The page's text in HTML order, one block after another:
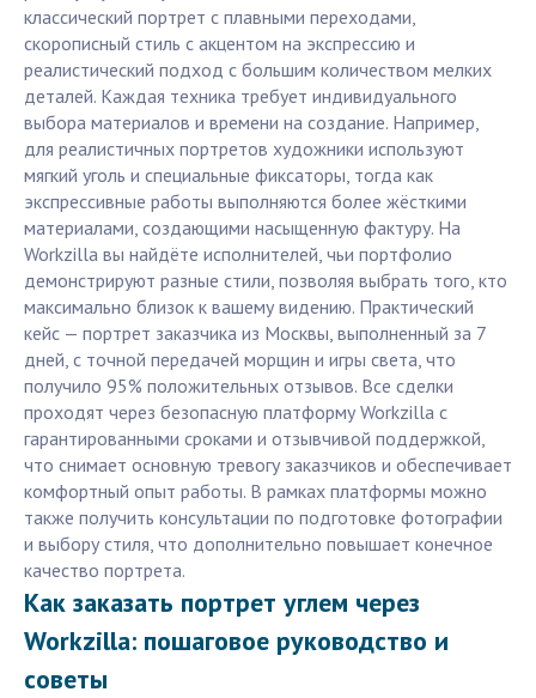
классический портрет с плавными переходами,
скорописный стиль с акцентом на экспрессию и
реалистический подход с большим количеством мелких
деталей. Каждая техника требует индивидуального
выбора материалов и времени на создание. Например,
для реалистичных портретов художники используют
мягкий уголь и специальные фиксаторы, тогда как
экспрессивные работы выполняются более жёсткими
материалами, создающими насыщенную фактуру. На
Workzilla вы найдёте исполнителей, чьи портфолио
демонстрируют разные стили, позволяя выбрать того, кто
максимально близок к вашему видению. Практический
кейс — портрет заказчика из Москвы, выполненный за 7
дней, с точной передачей морщин и игры света, что
получило 95% положительных отзывов. Все сделки
проходят через безопасную платформу Workzilla с
гарантированными сроками и отзывчивой поддержкой,
что снимает основную тревогу заказчиков и обеспечивает
комфортный опыт работы. В рамках платформы можно
также получить консультации по подготовке фотографии
и выбору стиля, что дополнительно повышает конечное
качество портрета.
Как заказать портрет углем через
Workzilla: пошаговое руководство и
советы